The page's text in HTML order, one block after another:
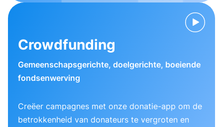
Crowdfunding
Gemeenschapsgerichte, doelgerichte, boeiende
fondsenwerving
Creëer campagnes met onze donatie-app om de
betrokkenheid van donateurs te vergroten en